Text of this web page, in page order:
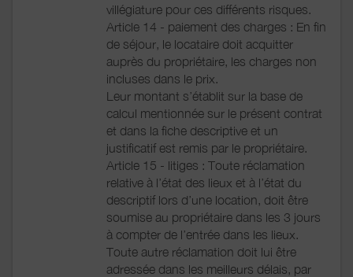
villégiature pour ces différents risques.
Article 14 - paiement des charges : En fin
de séjour, le locataire doit acquitter
auprès du propriétaire, les charges non
incluses dans le prix.
Leur montant s’établit sur la base de
calcul mentionnée sur le présent contrat
et dans la fiche descriptive et un
justificatif est remis par le propriétaire.
Article 15 - litiges : Toute réclamation
relative à l’état des lieux et à l’état du
descriptif lors d’une location, doit être
soumise au propriétaire dans les 3 jours
à compter de l’entrée dans les lieux.
Toute autre réclamation doit lui être
adressée dans les meilleurs délais, par